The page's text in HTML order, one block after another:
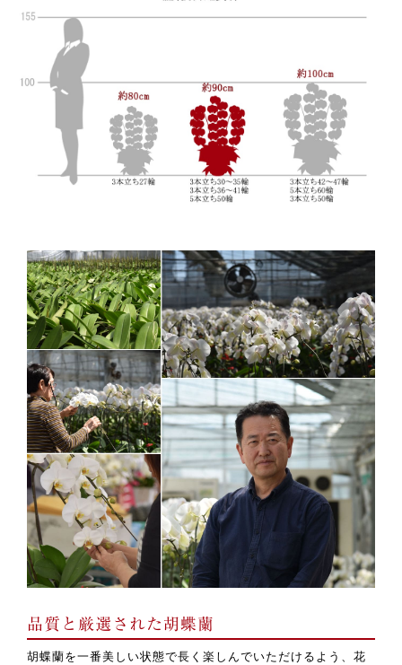
品質と厳選された胡蝶蘭
胡蝶蘭を一番美しい状態で長く楽しんでいただけるよう、花